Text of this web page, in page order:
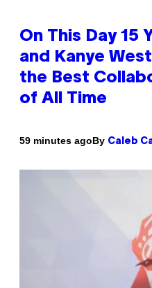
On This Day 15
and Kanye
the Best
of All Time
59 minutes agoBy Caleb